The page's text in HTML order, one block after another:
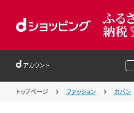
アカウント
トップページ ファッション カバン